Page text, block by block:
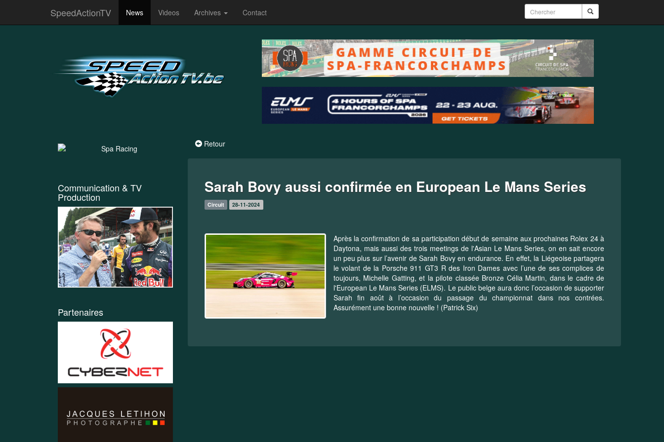
SpeedActionTV News Videos Archives Contact
Retour
Sarah Bovy aussi confirmée en European Le Mans Series
Circuit 28-11-2024
Après la confirmation de sa participation début de semaine aux prochaines Rolex 24 à
Daytona, mais aussi des trois meetings de l'Asian Le Mans Series, on en sait encore
un peu plus sur l’avenir de Sarah Bovy en endurance. En effet, la Liégeoise partagera
le volant de la Porsche 911 GT3 R des Iron Dames avec l’une de ses complices de
toujours, Michelle Gatting, et la pilote classée Bronze Célia Martin, dans le cadre de
l'European Le Mans Series (ELMS). Le public belge aura donc l’occasion de supporter
Sarah fin août à l’occasion du passage du championnat dans nos contrées.
Assurément une bonne nouvelle ! (Patrick Six)
Communication & TV
Production
Partenaires